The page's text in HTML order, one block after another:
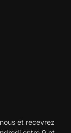
et recevrez